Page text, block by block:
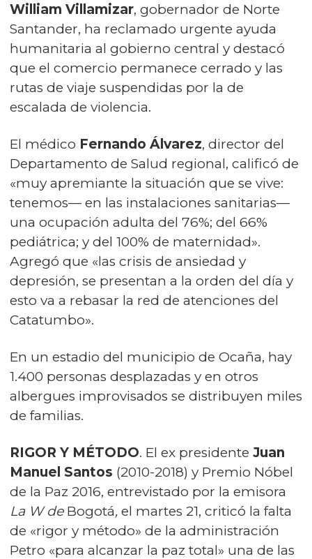
William Villamizar, gobernador de Norte
Santander, ha reclamado urgente ayuda
humanitaria al gobierno central y destacó
que el comercio permanece cerrado y las
rutas de viaje suspendidas por la de
escalada de violencia.
El médico Fernando Álvarez, director del
Departamento de Salud regional, calificó de
«muy apremiante la situación que se vive:
tenemos— en las instalaciones sanitarias—
una ocupación adulta del 76%; del 66%
pediátrica; y del 100% de maternidad».
Agregó que «las crisis de ansiedad y
depresión, se presentan a la orden del día y
esto va a rebasar la red de atenciones del
Catatumbo».
En un estadio del municipio de Ocaña, hay
1.400 personas desplazadas y en otros
albergues improvisados se distribuyen miles
de familias.
RIGOR Y MÉTODO. El ex presidente Juan
Manuel Santos (2010-2018) y Premio Nóbel
de la Paz 2016, entrevistado por la emisora
La W deBogotá, el martes 21, criticó la falta
de «rigor y método» de la administración
Petro «para alcanzar la paz total» una de las